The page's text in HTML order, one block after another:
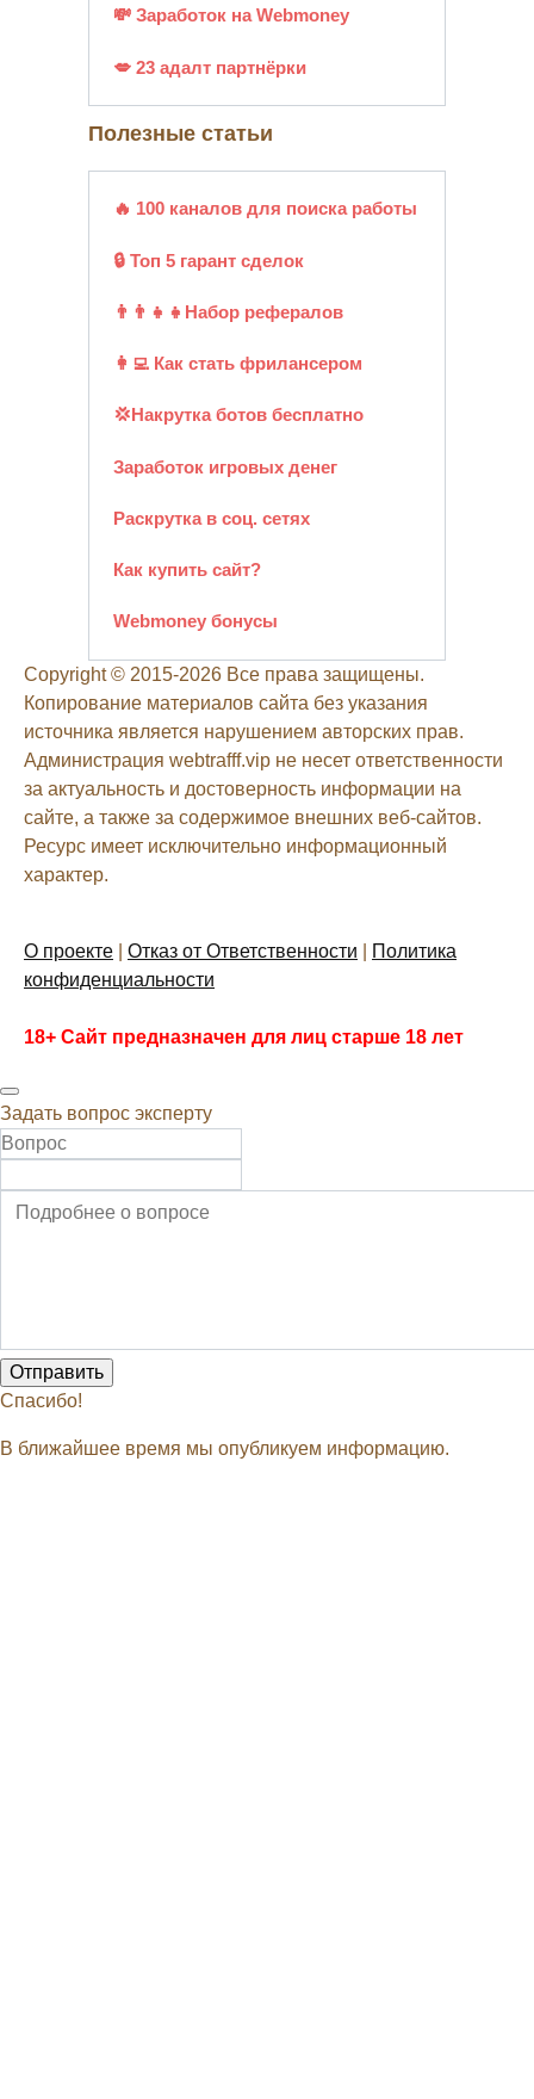
💸 Заработок на Webmoney
💋 23 адалт партнёрки
Полезные статьи
🔥 100 каналов для поиска работы
🔒 Топ 5 гарант сделок
👨‍👨‍👧‍👧Набор рефералов
👩‍💻 Как стать фрилансером
💢Накрутка ботов бесплатно
Заработок игровых денег
Раскрутка в соц. сетях
Как купить сайт?
Webmoney бонусы
Copyright © 2015-2026 Все права защищены.
Копирование материалов сайта без указания
источника является нарушением авторских прав.
Администрация webtrafff.vip не несет ответственности
за актуальность и достоверность информации на
сайте, а также за содержимое внешних веб-сайтов.
Ресурс имеет исключительно информационный
характер.
О проекте Отказ от Ответственности
Политика
конфиденциальности
18+ Сайт предназначен для лиц старше 18 лет
Задать вопрос эксперту
Спасибо!
В ближайшее время мы опубликуем информацию.